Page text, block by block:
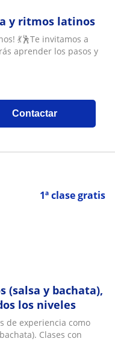
y ritmos latinos
💃🕺Te invitamos a
aprender los pasos y
Contactar
1ª clase gratis
y bachata),
los niveles
de experiencia como
Clases con